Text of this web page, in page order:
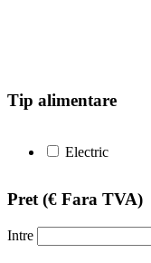
Tip alimentare
Electric
Pret(€ Fara TVA)
Intre